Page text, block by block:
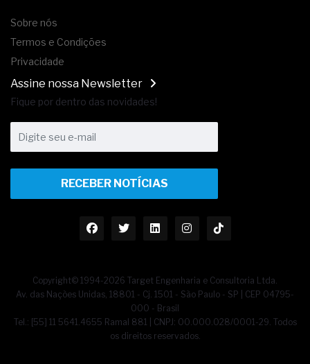
Sobre nós
Termos e Condições
Privacidade
Assine nossa Newsletter
Fique por dentro das novidades!
RECEBER NOTÍCIAS
Copyright© 1994-2026 Target Engenharia e Consultoria Ltda.
Av. das Nações Unidas, 18801 - Cj. 1501 - São Paulo - SP | CEP 04795-
000 - Brasil
Tel.: [55] 11 5641.4655 Ramal 881 | CNPJ: 00.000.028/0001-29. Todos
os direitos reservados.